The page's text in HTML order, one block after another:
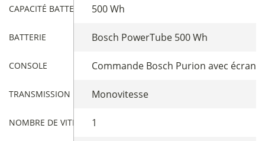
CAPACITÉ BATTERIE 500 Wh
BATTERIE Bosch PowerTube 500 Wh
CONSOLE Commande Bosch Purion avec écran
TRANSMISSION Monovitesse
NOMBRE DE VITESSES
1